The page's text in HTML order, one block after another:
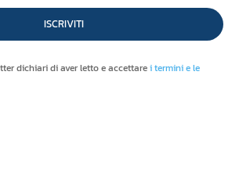
ISCRIVITI
dichiari di aver letto e accettarei termini e le